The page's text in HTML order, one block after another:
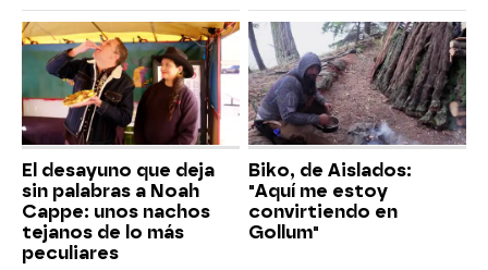
El desayuno que deja
sin palabras a Noah
Cappe: unos nachos
tejanos de lo más
peculiares
Biko, de Aislados:
"Aquí me estoy
convirtiendo en
Gollum"